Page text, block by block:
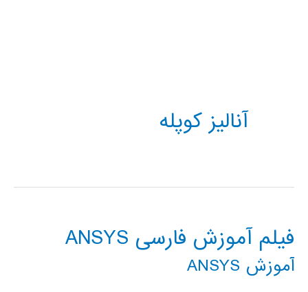
آنالیز کوپله
فیلم آموزش فارسی ANSYS
آموزش ANSYS